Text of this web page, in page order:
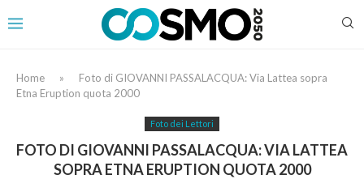
Home »
Foto di GIOVANNI PASSALACQUA: Via Lattea sopra
Etna Eruption quota 2000
Foto dei Lettori
FOTO DI GIOVANNI PASSALACQUA: VIA LATTEA
SOPRA ETNA ERUPTION QUOTA 2000